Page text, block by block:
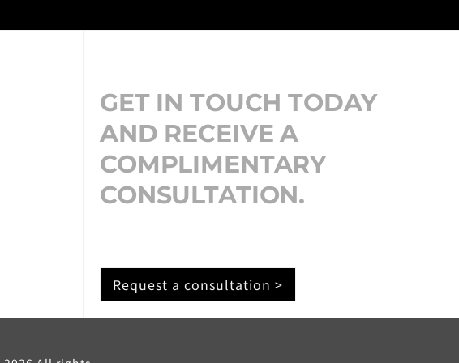
GET IN TOUCH TODAY
AND RECEIVE A
COMPLIMENTARY
CONSULTATION.
Request a consultation >